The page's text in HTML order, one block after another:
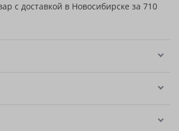
с доставкой в Новосибирске за 710